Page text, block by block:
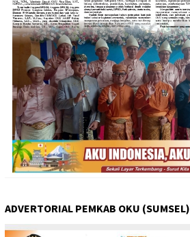
ADVERTORIAL PEMKAB OKU (SUMSEL)